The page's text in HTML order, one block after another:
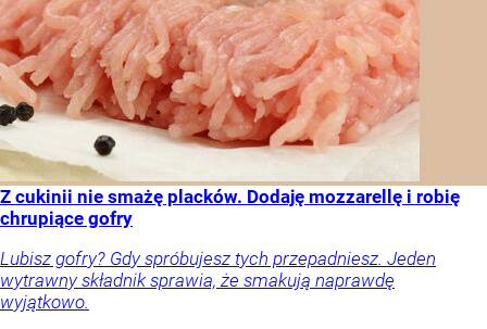
Z cukinii nie smażę placków. Dodaję mozzarellę i robię
chrupiące gofry
Lubisz gofry? Gdy spróbujesz tych przepadniesz. Jeden
wytrawny składnik sprawia, że smakują naprawdę
wyjątkowo.